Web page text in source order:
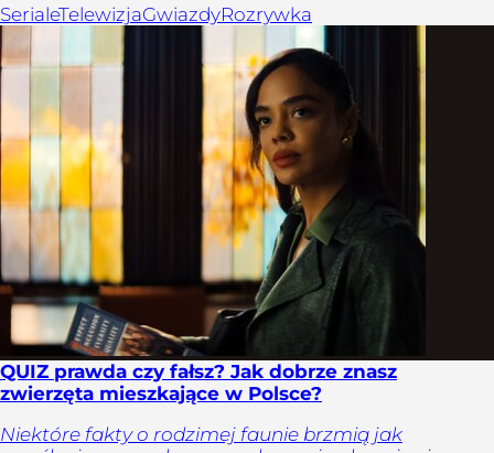
SerialeTelewizjaGwiazdyRozrywka
QUIZ prawda czy fałsz? Jak dobrze znasz
zwierzęta mieszkające w Polsce?
Niektóre fakty o rodzimej faunie brzmią jak